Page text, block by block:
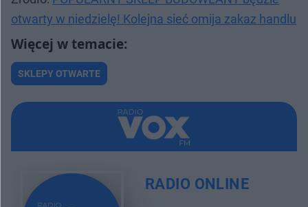
otwarty w niedzielę! Kolejna sieć omija zakaz handlu
SKLEPY OTWARTE
RADIO ONLINE